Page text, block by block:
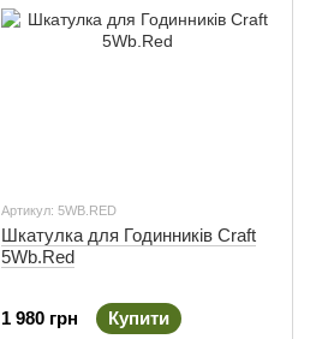
Артикул: 5WB.RED
Шкатулка для Годинників Craft
5Wb.Red
1 980 грн Купити